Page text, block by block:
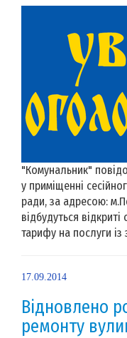
"Комунальник"
у приміщенні
ради, за адресою:
відбудуться
тарифу на послуги із
17.09.2014
Відновлено
ремонту